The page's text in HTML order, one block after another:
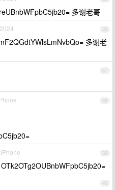
多谢老哥
36
多谢老
37
38
39
40